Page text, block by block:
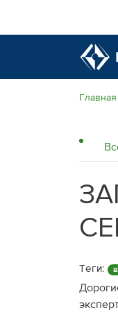
Наши удобрения
Качество от лидера
Экологичность
Агроэкспертиза
Полевые опыты
Центр знаний
Главная
Теги: